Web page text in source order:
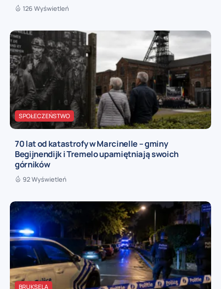
126 Wyświetleń
SPOŁECZEŃSTWO
70 lat od katastrofy w Marcinelle – gminy
Begijnendijk i Tremelo upamiętniają swoich
górników
92 Wyświetleń
BRUKSELA